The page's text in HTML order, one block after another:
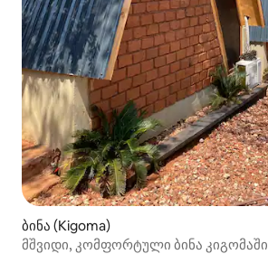
ბინა (Kigoma)
მშვიდი, კომფორტული ბინა კიგომაში